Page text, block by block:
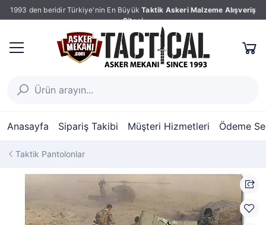
1993 den beridir Türkiye'nin En Büyük Taktik Askeri Malzeme Alışveriş
Sitesi
Anasayfa Sipariş Takibi Müşteri Hizmetleri Ödeme
Taktik Pantolonlar